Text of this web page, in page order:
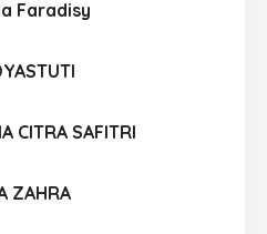
Faradisy
CITRA SAFITRI
ZAHRA